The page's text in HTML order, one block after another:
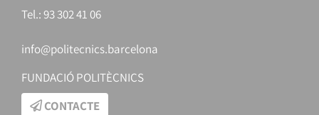
Tel.: 93 302 41 06
info@politecnics.barcelona
FUNDACIÓ POLITÈCNICS
CONTACTE